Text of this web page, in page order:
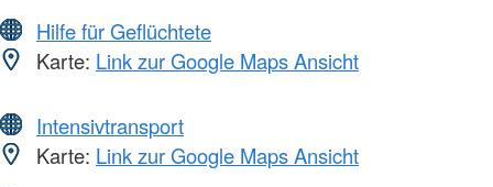
Hilfe für Geflüchtete
Karte: Link zur Google Maps Ansicht
Intensivtransport
Karte: Link zur Google Maps Ansicht